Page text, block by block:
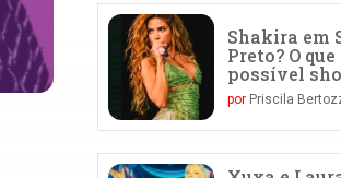
Shakira em
Preto? O
possível
por Priscila